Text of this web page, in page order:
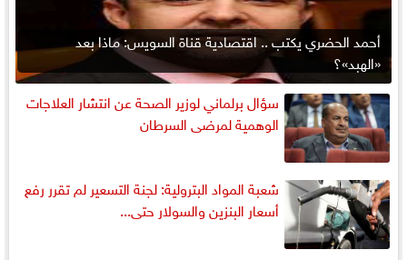
أحمد الحضري يكتب .. اقتصادية قناة السويس: ماذا بعد
«الهبد»؟
سؤال برلماني لوزير الصحة عن انتشار العلاجات
الوهمية لمرضى السرطان
شعبة المواد البترولية: لجنة التسعير لم تقرر رفع
أسعار البنزين والسولار حتى...